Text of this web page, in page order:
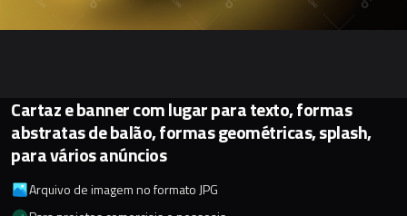
Cartaz e banner com lugar para texto, formas
abstratas de balão, formas geométricas, splash,
para vários anúncios
Arquivo de imagem no formato JPG